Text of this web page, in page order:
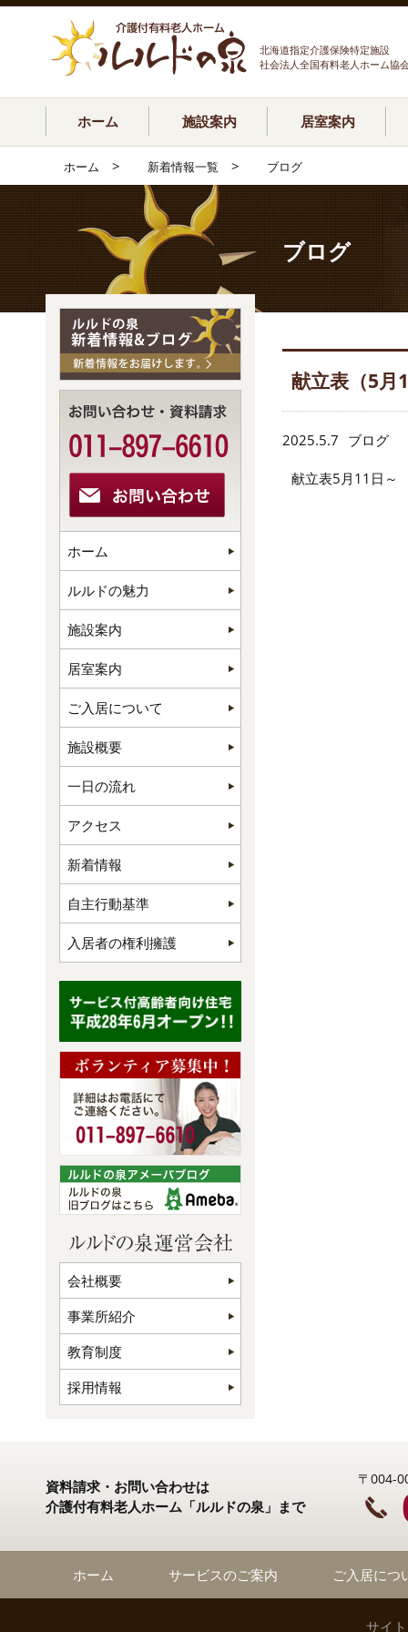
北海道指定介護保険特定施設
社会法人全国有料老人ホーム協
ホーム 施設案内 居室案内
ホーム > 新着情報一覧 > ブログ
ブログ
献立表（5月
2025.5.7 ブログ
献立表5月11日～
ホーム
ルルドの魅力
施設案内
居室案内
ご入居について
施設概要
一日の流れ
アクセス
新着情報
自主行動基準
入居者の権利擁護
会社概要
事業所紹介
教育制度
採用情報
資料請求・お問い合わせは
介護付有料老人ホーム「ルルドの泉」まで
〒004-
ホーム サービスのご案内 ご入居につ
サイ